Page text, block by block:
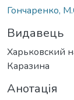
Гончаренко,
Видавець
Харьковский
Каразина
Анотація